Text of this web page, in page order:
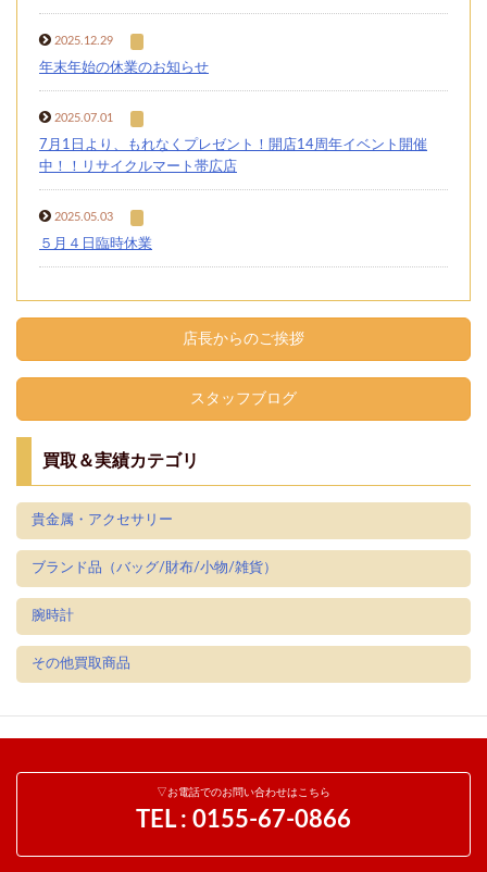
2025.12.29
年末年始の休業のお知らせ
2025.07.01
7月1日より、もれなくプレゼント！開店14周年イベント開催
中！！リサイクルマート帯広店
2025.05.03
５月４日臨時休業
店長からのご挨拶
スタッフブログ
買取＆実績カテゴリ
貴金属・アクセサリー
ブランド品（バッグ/財布/小物/雑貨）
腕時計
その他買取商品
▽お電話でのお問い合わせはこちら
TEL : 0155-67-0866